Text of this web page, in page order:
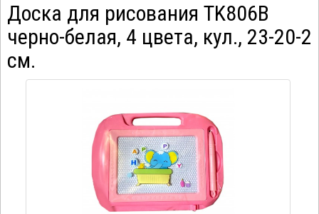
Доска для рисования TK806B
черно-белая, 4 цвета, кул., 23-20-2
см.